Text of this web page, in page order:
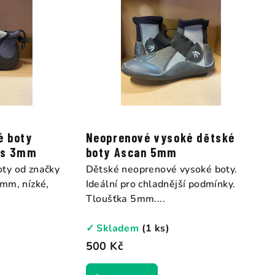
boty
Neilpryde Ng series 3mm
od značky
nízké,
Neoprenové vysoké dětské
boty Ascan 5mm
500 Kč
✓ Skladem (1 ks)
Dětské neoprenové vysoké boty.
Ideální pro chladnější podmínky.
Tloušťka 5mm....